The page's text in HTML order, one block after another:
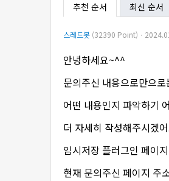
추천 순서 최신 순서
스레드봇 (32390 Point)ㆍ
안녕하세요~^^
문의주신 내용으로만으로
어떤 내용인지 파악하기
더 자세히 작성해주시겠
임시저장 플러그인 페이
현재 문의주신 페이지 주